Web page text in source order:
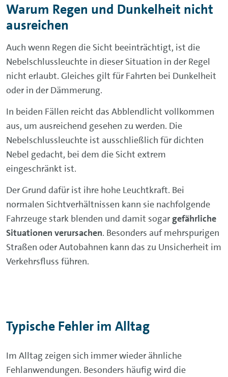
Warum Regen und Dunkelheit nicht
ausreichen
Auch wenn Regen die Sicht beeinträchtigt, ist die
Nebelschlussleuchte in dieser Situation in der Regel
nicht erlaubt. Gleiches gilt für Fahrten bei Dunkelheit
oder in der Dämmerung.
In beiden Fällen reicht das Abblendlicht vollkommen
aus, um ausreichend gesehen zu werden. Die
Nebelschlussleuchte ist ausschließlich für dichten
Nebel gedacht, bei dem die Sicht extrem
eingeschränkt ist.
Der Grund dafür ist ihre hohe Leuchtkraft. Bei
normalen Sichtverhältnissen kann sie nachfolgende
Fahrzeuge stark blenden und damit sogar gefährliche
Situationen verursachen. Besonders auf mehrspurigen
Straßen oder Autobahnen kann das zu Unsicherheit im
Verkehrsfluss führen.
Typische Fehler im Alltag
Im Alltag zeigen sich immer wieder ähnliche
Fehlanwendungen. Besonders häufig wird die